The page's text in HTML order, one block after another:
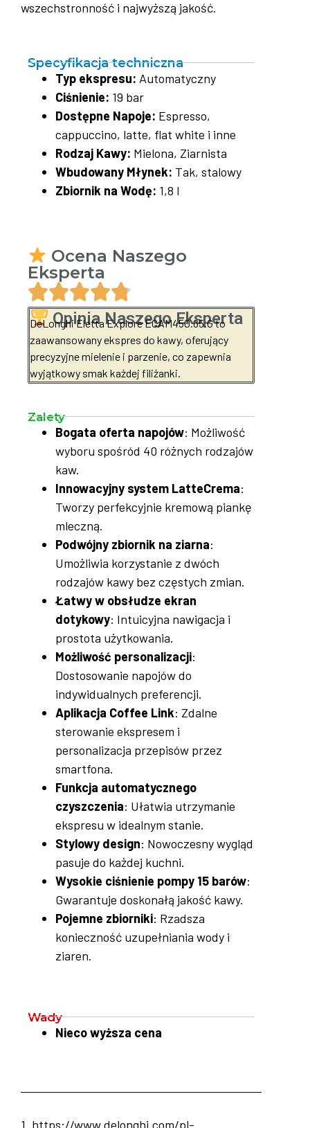
wszechstronność i najwyższą jakość.
Specyfikacja techniczna
Typ ekspresu: Automatyczny
Ciśnienie: 19 bar
Dostępne Napoje: Espresso,
cappuccino, latte, flat white i inne
Rodzaj Kawy: Mielona, Ziarnista
Wbudowany Młynek: Tak, stalowy
Zbiornik na Wodę: 1,8 l
Ocena Naszego
Eksperta
Opinia Naszego Eksperta
DeLonghi Eletta Explore ECAM450.65.G to
zaawansowany ekspres do kawy, oferujący
precyzyjne mielenie i parzenie, co zapewnia
wyjątkowy smak każdej filiżanki.
Zalety
Bogata oferta napojów: Możliwość
wyboru spośród 40 różnych rodzajów
kaw.
Innowacyjny system LatteCrema:
Tworzy perfekcyjnie kremową piankę
mleczną.
Podwójny zbiornik na ziarna:
Umożliwia korzystanie z dwóch
rodzajów kawy bez częstych zmian.
Łatwy w obsłudze ekran
dotykowy: Intuicyjna nawigacja i
prostota użytkowania.
Możliwość personalizacji:
Dostosowanie napojów do
indywidualnych preferencji.
Aplikacja Coffee Link: Zdalne
sterowanie ekspresem i
personalizacja przepisów przez
smartfona.
Funkcja automatycznego
czyszczenia: Ułatwia utrzymanie
ekspresu w idealnym stanie.
Stylowy design: Nowoczesny wygląd
pasuje do każdej kuchni.
Wysokie ciśnienie pompy 15 barów:
Gwarantuje doskonałą jakość kawy.
Pojemne zbiorniki: Rzadsza
konieczność uzupełniania wody i
ziaren.
Wady
Nieco wyższa cena
1. https://www.delonghi.com/pl-